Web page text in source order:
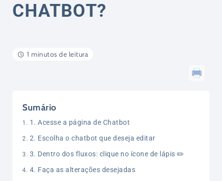
CHATBOT?
1 minutos de leitura
Sumário
1. Acesse a página de Chatbot
2. Escolha o chatbot que deseja editar
3. Dentro dos fluxos: clique no ícone de lápis ✏️
4. Faça as alterações desejadas